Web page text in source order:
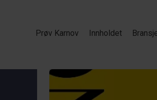
Prøv Karnov Innholdet